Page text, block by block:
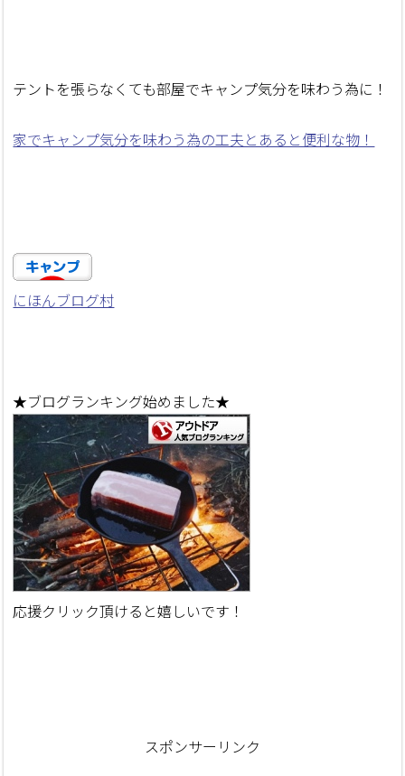
テントを張らなくても部屋でキャンプ気分を味わう為に！
家でキャンプ気分を味わう為の工夫とあると便利な物！
にほんブログ村
★ブログランキング始めました★
応援クリック頂けると嬉しいです！
スポンサーリンク